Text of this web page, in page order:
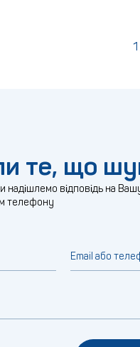
1
те, що
надішлемо відповідь на
телефону
Email або